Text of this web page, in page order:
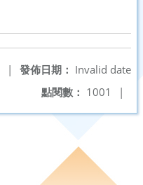
發佈日期： Invalid date
|
點閱數： 1001 |